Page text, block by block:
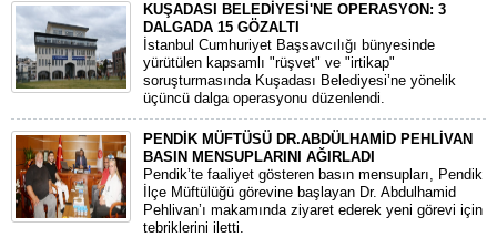
KUŞADASI BELEDİYESİ'NE OPERASYON: 3
DALGADA 15 GÖZALTI
​İstanbul Cumhuriyet Başsavcılığı bünyesinde
yürütülen kapsamlı "rüşvet" ve "irtikap"
soruşturmasında Kuşadası Belediyesi’ne yönelik
üçüncü dalga operasyonu düzenlendi.
PENDİK MÜFTÜSÜ DR.ABDÜLHAMİD PEHLİVAN
BASIN MENSUPLARINI AĞIRLADI
​Pendik’te faaliyet gösteren basın mensupları, Pendik
İlçe Müftülüğü görevine başlayan Dr. Abdulhamid
Pehlivan’ı makamında ziyaret ederek yeni görevi için
tebriklerini iletti.